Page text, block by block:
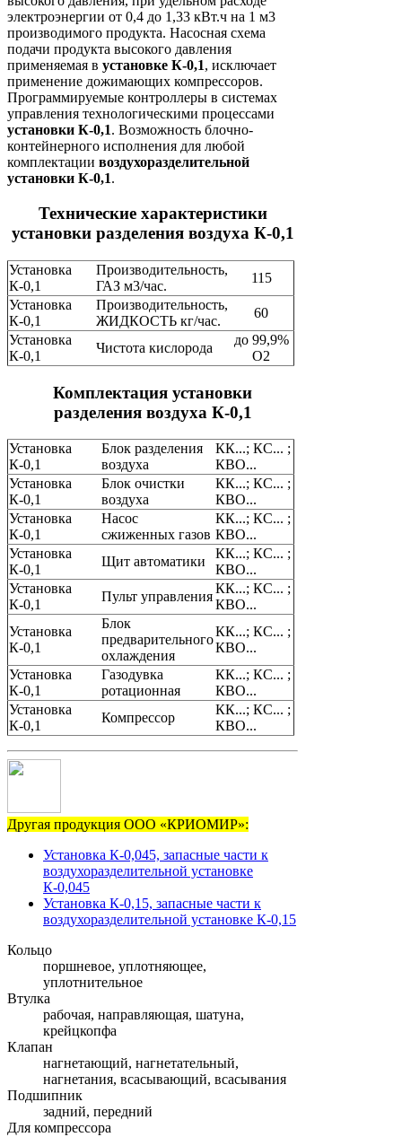
электроэнергии от 0,4 до 1,33 кВт.ч на 1 м3
производимого продукта. Насосная схема
подачи продукта высокого давления
применяемая в установке К-0,1, исключает
применение дожимающих компрессоров.
Программируемые контроллеры в системах
управления технологическими процессами
установки К-0,1. Возможность блочно-
контейнерного исполнения для любой
комплектации воздухоразделительной
установки К-0,1.
Технические характеристики
установки разделения воздуха К-0,1
Установка
К-0,1
Производительность,
ГАЗ м3/час.
115
Установка
К-0,1
Производительность,
ЖИДКОСТЬ кг/час.
60
Установка
К-0,1
Чистота кислорода
до 99,9%
О2
Комплектация установки
разделения воздуха К-0,1
Установка
К-0,1
Блок разделения
воздуха
КК...; КС... ;
КВО...
Установка
К-0,1
Блок очистки
воздуха
КК...; КС... ;
КВО...
Установка
К-0,1
Насос
сжиженных газов
КК...; КС... ;
КВО...
Установка
К-0,1
Щит автоматики
КК...; КС... ;
КВО...
Установка
К-0,1
Пульт управления
КК...; КС... ;
КВО...
Установка
К-0,1
Блок
предварительного
охлаждения
КК...; КС... ;
КВО...
Установка
К-0,1
Газодувка
ротационная
КК...; КС... ;
КВО...
Установка
К-0,1
Компрессор
КК...; КС... ;
КВО...
Другая продукция ООО «КРИОМИР»:
Установка К-0,045, запасные части к
воздухоразделительной установке
К-0,045
Установка К-0,15, запасные части к
воздухоразделительной установке К-0,15
Кольцо
поршневое, уплотняющее,
уплотнительное
Втулка
рабочая, направляющая, шатуна,
крейцкопфа
Клапан
нагнетающий, нагнетательный,
нагнетания, всасывающий, всасывания
Подшипник
задний, передний
Для компрессора